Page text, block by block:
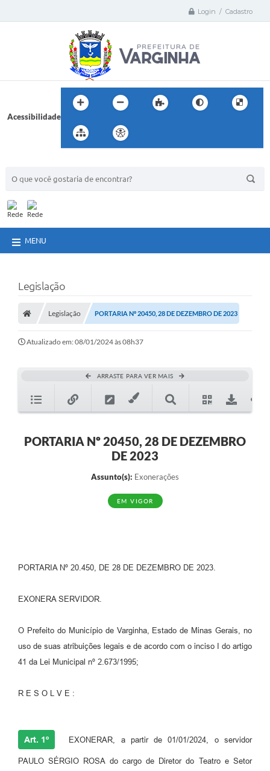
Login / Cadastro
Acessibilidade
MENU
Legislação
Legislação PORTARIA Nº 20450, 28 DE DEZEMBRO DE 2023
Atualizado em: 08/01/2024 às 08h37
ARRASTE PARA VER MAIS
PORTARIA Nº 20450, 28 DE DEZEMBRO
DE 2023
Assunto(s): Exonerações
EM VIGOR
PORTARIA Nº 20.450, DE 28 DE DEZEMBRO DE 2023.
EXONERA SERVIDOR.
O Prefeito do Município de Varginha, Estado de Minas Gerais, no
uso de suas atribuições legais e de acordo com o inciso I do artigo
41 da Lei Municipal nº 2.673/1995;
R E S O L V E :
Art. 1º EXONERAR, a partir de 01/01/2024, o servidor
PAULO SÉRGIO ROSA do cargo de Diretor do Teatro e Setor